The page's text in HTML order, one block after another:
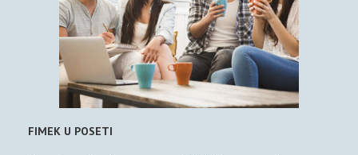
FIMEK U POSETI